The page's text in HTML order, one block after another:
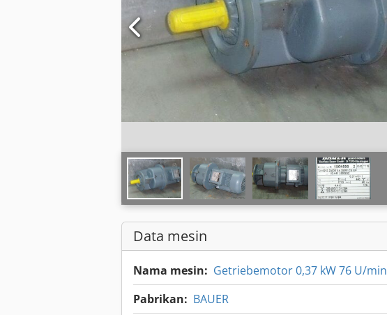
Data mesin
Nama mesin: Getriebemotor 0,37 kW 76 U/min
Pabrikan: BAUER